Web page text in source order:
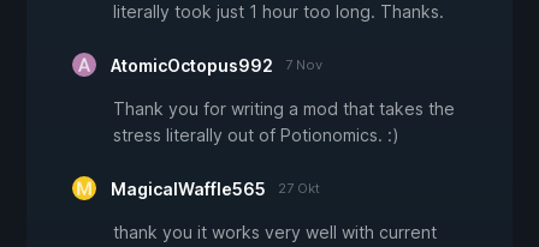
literally took just 1 hour too long. Thanks.
AtomicOctopus992 7 Nov
Thank you for writing a mod that takes the
stress literally out of Potionomics. :)
MagicalWaffle565 27 Okt
thank you it works very well with current